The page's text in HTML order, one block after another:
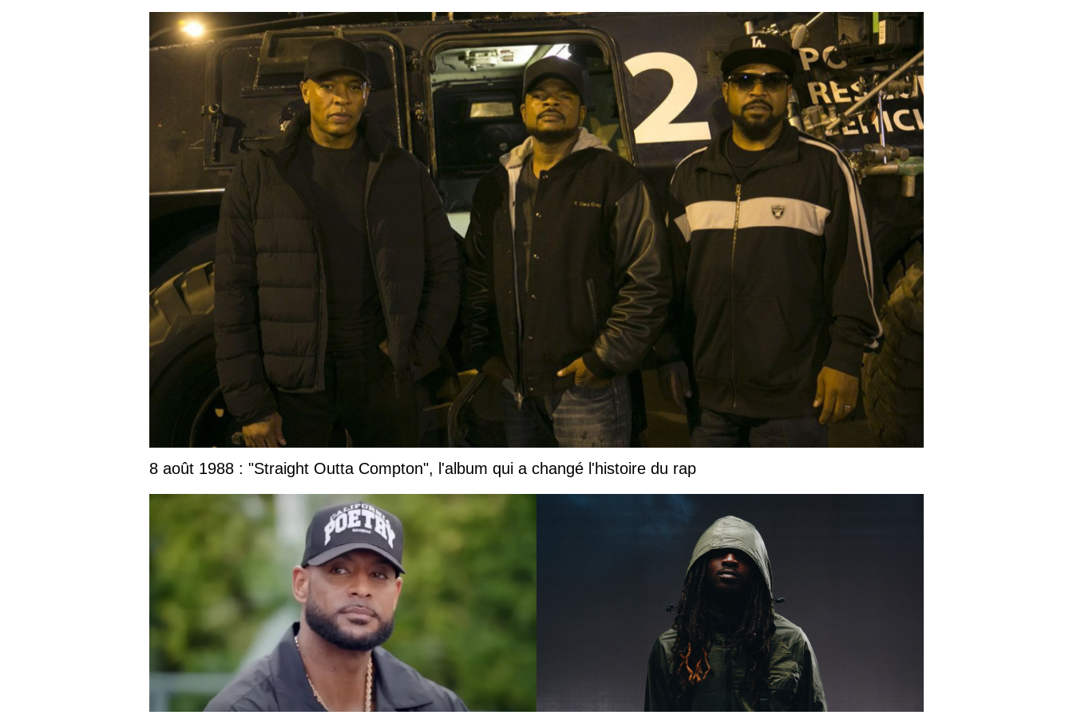
8 août 1988 : "Straight Outta Compton", l'album qui a changé l'histoire du rap